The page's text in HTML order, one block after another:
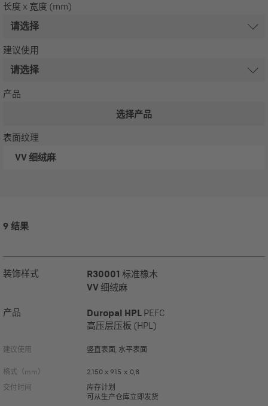
长度 x 宽度 (mm)
建议使用
产品
选择产品
表面纹理
VV细绒麻
9 结果
装饰样式 R30001 标准橡木
VV 细绒麻
产品 Duropal HPL PEFC
高压层压板 (HPL)
建议使用 竖直表面, 水平表面
格式（mm）
2.150 x 915 x 0,8
交付时间
库存计划
可从生产仓库立即发货